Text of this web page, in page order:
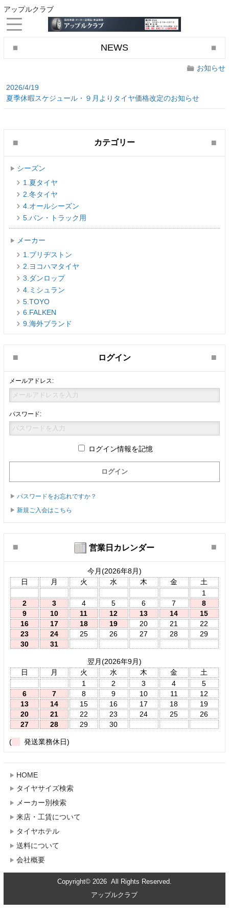
アップルクラブ
NEWS
お知らせ
2026/4/19
夏季休暇スケジュール・９月よりタイヤ価格改定のお知らせ
カテゴリー
シーズン
1.夏タイヤ
2.冬タイヤ
4.オールシーズン
5.バン・トラック用
メーカー
1.ブリヂストン
2.ヨコハマタイヤ
3.ダンロップ
4.ミシュラン
5.TOYO
6.FALKEN
9.海外ブランド
ログイン
メールアドレス:
パスワード:
ログイン情報を記憶
パスワードをお忘れですか？
新規ご入会はこちら
営業日カレンダー
今月(2026年8月)
日
月 火 水 木 金
土
1
2
3 4 5 6 7
8
9
10 11 12 13 14
15
16
17 18 19 20 21
22
23
24 25 26 27 28
29
30
31
翌月(2026年9月)
日
月 火 水 木 金
土
1
2 3 4
5
6
7 8 9 10 11
12
13
14 15 16 17 18
19
20
21 22 23 24 25
26
27
28 29 30
( 発送業務休日)
HOME
タイヤサイズ検索
メーカー別検索
来店・工賃について
タイヤホテル
送料について
会社概要
Copyright© 2026 All Rights Reserved.
アップルクラブ